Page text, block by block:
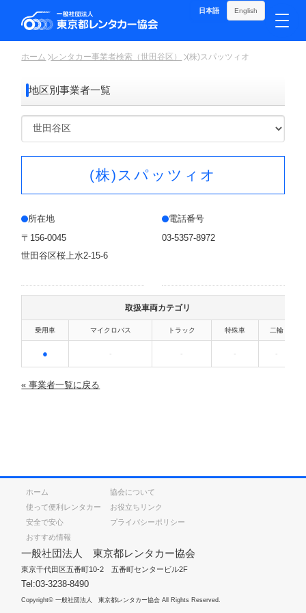
日本語 English
ホーム レンタカー事業者検索（世田谷区） (株)スパッツィオ
地区別事業者一覧
(株)スパッツィオ
所在地
〒156-0045
世田谷区桜上水2-15-6
電話番号
03-5357-8972
取扱車両カテゴリ
乗用車 マイクロバス トラック 特殊車 二輪
● - - - -
« 事業者一覧に戻る
一般社団法人 東京都レンタカー協会
東京千代田区五番町10-2 五番町センタービル2F
Tel:03-3238-8490
ホーム
使って便利レンタカー
安全で安心
おすすめ情報
協会について
お役立ちリンク
プライバシーポリシー
Copyright© 一般社団法人 東京都レンタカー協会 All Rights Reserved.